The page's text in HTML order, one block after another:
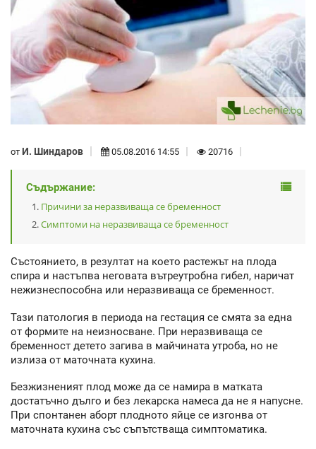
от И. Шиндаров 05.08.2016 14:55 20716
Съдържание:
Причини за неразвиваща се бременност
Симптоми на неразвиваща се бременност
Състоянието, в резултат на което растежът на плода
спира и настъпва неговата вътреутробна гибел, наричат
нежизнеспособна или неразвиваща се бременност.
Тази патология в периода на гестация се смята за една
от формите на неизносване. При неразвиваща се
бременност детето загива в майчината утроба, но не
излиза от маточната кухина.
Безжизненият плод може да се намира в матката
достатъчно дълго и без лекарска намеса да не я напусне.
При спонтанен аборт плодното яйце се изгонва от
маточната кухина със съпътстваща симптоматика.